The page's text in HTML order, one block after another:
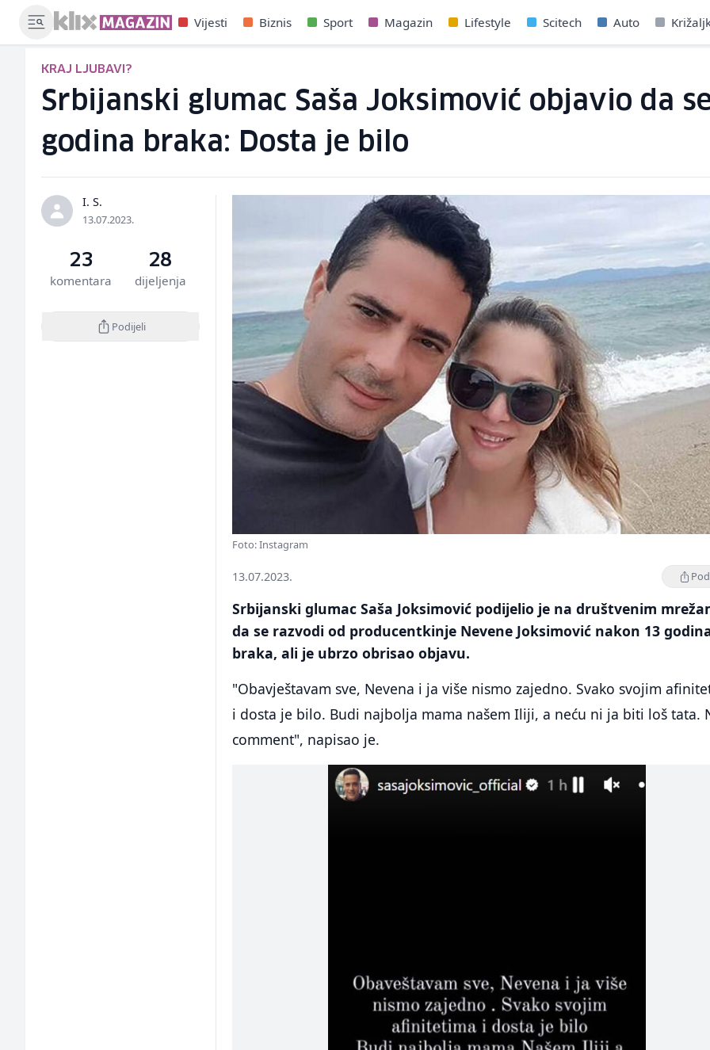
Vijesti Biznis Sport Magazin Lifestyle Scitech Auto
KRAJ LJUBAVI?
Srbijanski glumac Saša Joksimović objavio da
godina braka: Dosta je bilo
I. S.
13.07.2023.
23
komentara
28
dijeljenja
Podijeli
Foto: Instagram
13.07.2023.
Srbijanski glumac Saša Joksimović podijelio je na društvenim
da se razvodi od producentkinje Nevene Joksimović nakon 13
braka, ali je ubrzo obrisao objavu.
"Obavještavam sve, Nevena i ja više nismo zajedno. Svako svojim
i dosta je bilo. Budi najbolja mama našem Iliji, a neću ni ja biti loš tata.
comment", napisao je.